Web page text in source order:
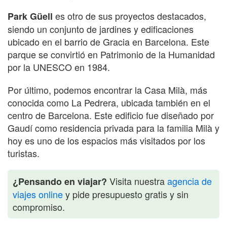
Park Güell es otro de sus proyectos destacados,
siendo un conjunto de jardines y edificaciones
ubicado en el barrio de Gracia en Barcelona. Este
parque se convirtió en Patrimonio de la Humanidad
por la UNESCO en 1984.
Por último, podemos encontrar la Casa Milà, más
conocida como La Pedrera, ubicada también en el
centro de Barcelona. Este edificio fue diseñado por
Gaudí como residencia privada para la familia Milà y
hoy es uno de los espacios más visitados por los
turistas.
¿Pensando en viajar? Visita nuestraagencia de
viajes onliney pide presupuesto gratis y sin
compromiso.